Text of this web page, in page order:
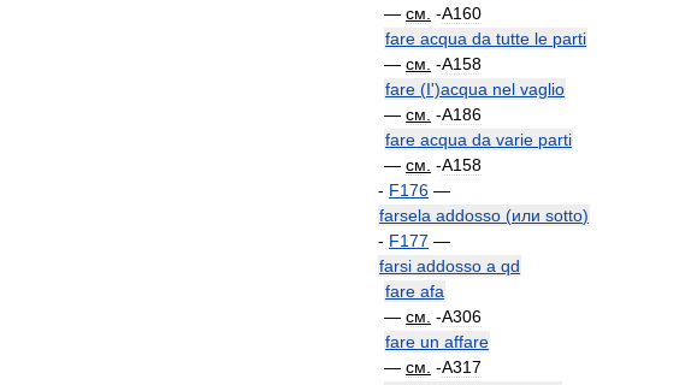
— см -A160
fare acqua da tutte le parti
— см -A158
fare (I')acqua nel vaglio
— см -A186
fare acqua da varie parti
— см -A158
- F176 —
farsela addosso (или sotto)
- F177 —
farsi addosso a qd
fare afa
— см -A306
fare un affare
— см -A317